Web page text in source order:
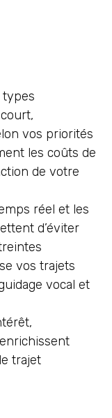
types
vos priorités
les coûts de
de votre
réel et les
d’éviter
vos trajets
vocal et
trajet